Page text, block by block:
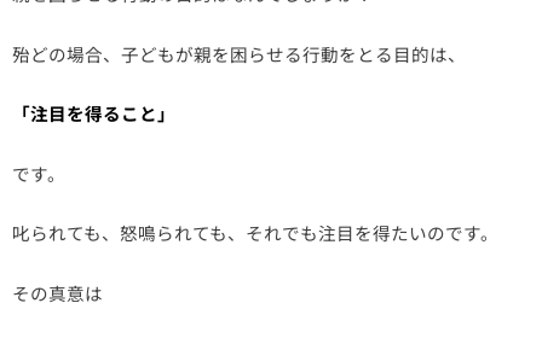
殆どの場合、子どもが親を困らせる行動をとる目的は、
「注目を得ること」
です。
叱られても、怒鳴られても、それでも注目を得たいのです。
その真意は